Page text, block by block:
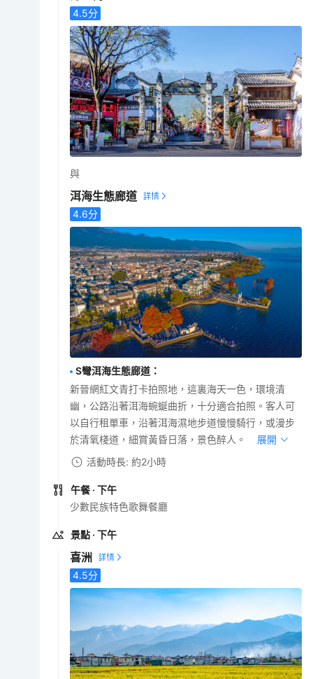
4.5分
與
洱海生態廊道
4.6分
S彎洱海生態廊道 ：
新晉網紅文青打卡拍照地，這裏海天一色，環境清
幽，公路沿著洱海蜿蜒曲折，十分適合拍照。客人可
以自行租單車，沿著洱海濕地步道慢慢騎行，或漫步
於清氧棧道，細賞黃昏日落，景色醉人。
展開
活動時長: 約2小時
午餐 · 下午
少數民族特色歌舞餐廳
景點 · 下午
喜洲
4.5分